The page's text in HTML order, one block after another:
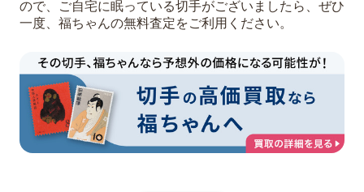
ので、ご自宅に眠っている切手がございましたら、ぜひ
一度、福ちゃんの無料査定をご利用ください。